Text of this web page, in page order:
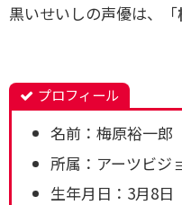
黒いせいしの声優は、「
プロフィール
名前：梅原裕一郎
所属：アーツビジ
生年月日：3月8日